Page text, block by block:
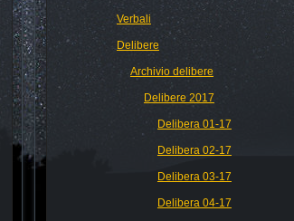
Verbali
Delibere
Archivio delibere
Delibere 2017
Delibera 01-17
Delibera 02-17
Delibera 03-17
Delibera 04-17